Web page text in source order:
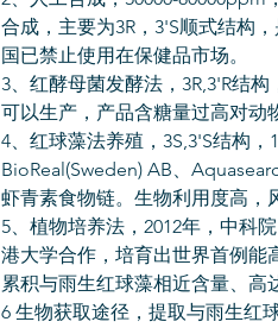
合成，主要为3R，3'S顺式结构
国已禁止使用在保健品市场。
3、红酵母菌发酵法，3R,3'R结
可以生产，产品含糖量过高对动
4、红球藻法养殖，3S,3'S结构，
BioReal(Sweden) AB、
虾青素食物链。生物利用度高，
5、植物培养法，2012年，中科
港大学合作，培育出世界首例能
累积与雨生红球藻相近含量、高
6 生物获取途径，提取与雨生红